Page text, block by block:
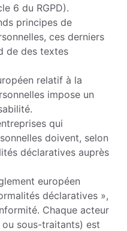
6 du RGPD).
principes de
ces derniers
de des textes
relatif à la
impose un
qui
doivent, selon
déclaratives auprès
euro­péen
déclaratives »,
Chaque acteur
sous-traitants) est